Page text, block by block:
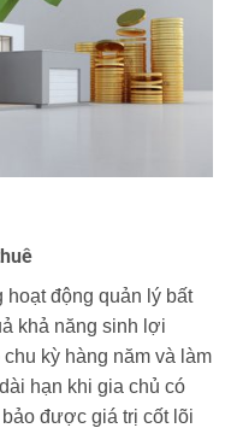
hoạt động quản lý bất
khả năng sinh lợi
kỳ hàng năm và làm
hạn khi gia chủ có
được giá trị cốt lõi